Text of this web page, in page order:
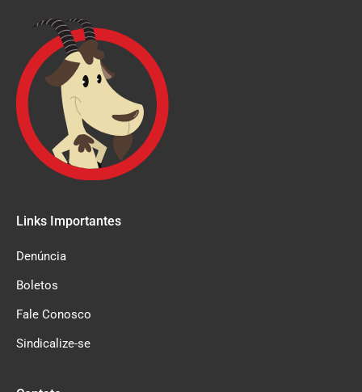
Links Importantes
Denúncia
Boletos
Fale Conosco
Sindicalize-se